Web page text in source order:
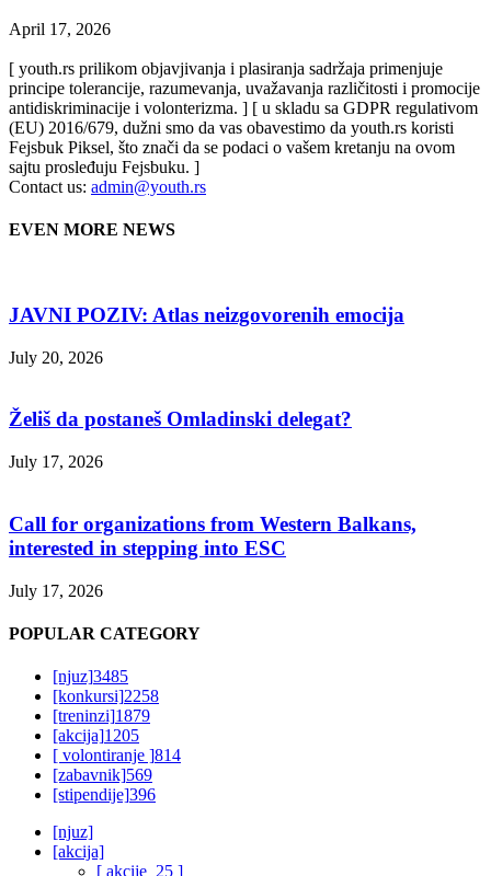
April 17, 2026
[ youth.rs prilikom objavjivanja i plasiranja sadržaja primenjuje
principe tolerancije, razumevanja, uvažavanja različitosti i promocije
antidiskriminacije i volonterizma. ] [ u skladu sa GDPR regulativom
(EU) 2016/679, dužni smo da vas obavestimo da youth.rs koristi
Fejsbuk Piksel, što znači da se podaci o vašem kretanju na ovom
sajtu prosleđuju Fejsbuku. ]
Contact us: admin@youth.rs
EVEN MORE NEWS
JAVNI POZIV: Atlas neizgovorenih emocija
July 20, 2026
Želiš da postaneš Omladinski delegat?
July 17, 2026
Call for organizations from Western Balkans,
interested in stepping into ESC
July 17, 2026
POPULAR CATEGORY
[njuz]3485
[konkursi]2258
[treninzi]1879
[akcija]1205
[ volontiranje ]814
[zabavnik]569
[stipendije]396
[njuz]
[akcija]
[ akcije_25 ]